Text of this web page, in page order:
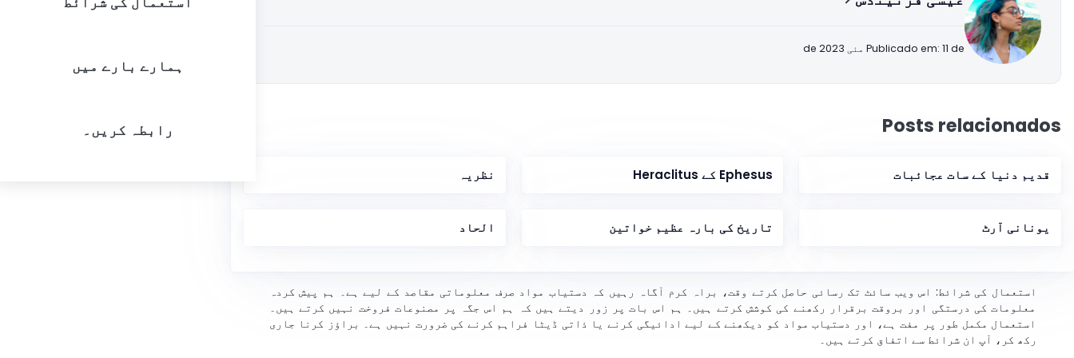
ہمارے بارے میں
رابطہ کریں۔
Publicado em: 11 de مئی de 2023
Posts relacionados
قدیم دنیا کے سات عجائبات Ephesus کے Heraclitus نظریہ
یونانی آرٹ تاریخ کی بارہ عظیم خواتین الحاد
استعمال کی شرائط: اس ویب سائٹ تک رسائی حاصل کرتے وقت، براہ کرم آگاہ رہیں کہ دستیاب مواد صرف معلوماتی مقاصد کے لیے ہے۔ ہم پیش کردہ
معلومات کی درستگی اور بروقت برقرار رکھنے کی کوشش کرتے ہیں۔ ہم اس بات پر زور دیتے ہیں کہ ہم اس جگہ پر مصنوعات فروخت نہیں کرتے ہیں۔
استعمال مکمل طور پر مفت ہے، اور دستیاب مواد کو دیکھنے کے لیے ادائیگی کرنے یا ذاتی ڈیٹا فراہم کرنے کی ضرورت نہیں ہے۔ براؤز کرنا جاری
رکھ کر، آپ ان شرائط سے اتفاق کرتے ہیں۔